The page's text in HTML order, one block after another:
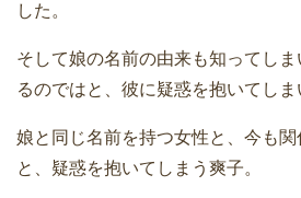
した。
そして娘の名前の由来も知ってし
るのではと、彼に疑惑を抱いてしま
娘と同じ名前を持つ女性と、今も
と、疑惑を抱いてしまう爽子。